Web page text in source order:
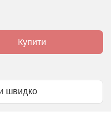
Купити
швидко